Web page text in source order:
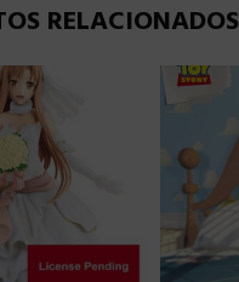
RELACIONADOS